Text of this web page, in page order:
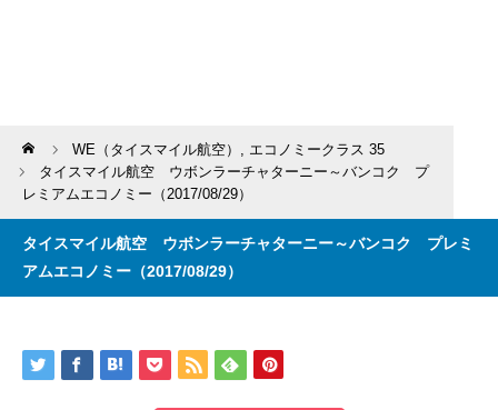
Home WE（タイスマイル航空） , エコノミークラス 35
タイスマイル航空 ウボンラーチャターニー～バンコク プ
レミアムエコノミー（2017/08/29）
タイスマイル航空 ウボンラーチャターニー～バンコク プレミ
アムエコノミー（2017/08/29）